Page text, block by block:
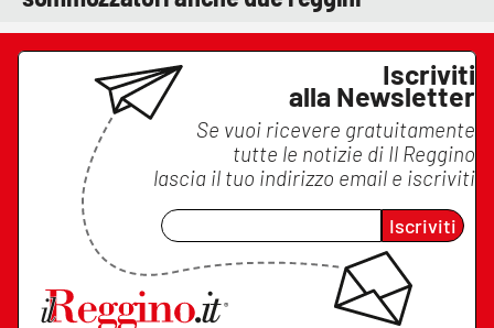
Iscriviti
alla Newsletter
Se vuoi ricevere gratuitamente
tutte le notizie di Il Reggino
lascia il tuo indirizzo email e iscriviti
Iscriviti